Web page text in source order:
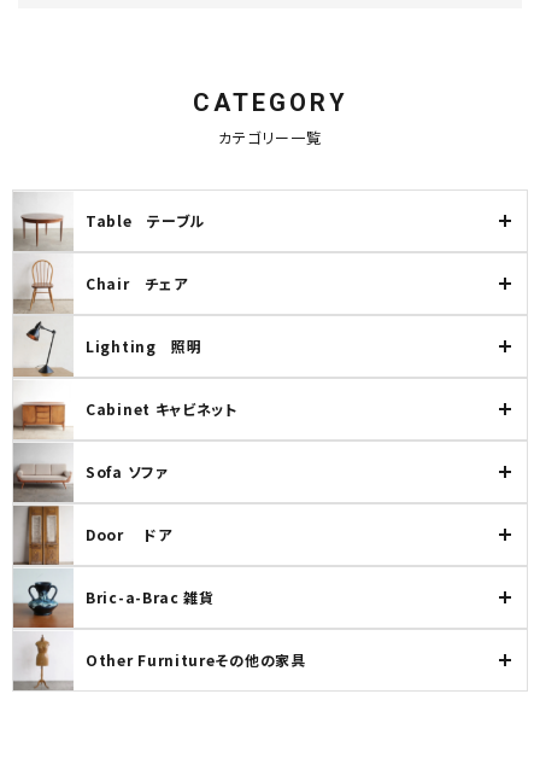
person 新規会員登録
CATEGORY
カテゴリー一覧
Table テーブル
Chair チェア
Lighting 照明
Cabinet キャビネット
Sofa ソファ
Door ドア
Bric-a-Brac 雑貨
Other Furnitureその他の家具